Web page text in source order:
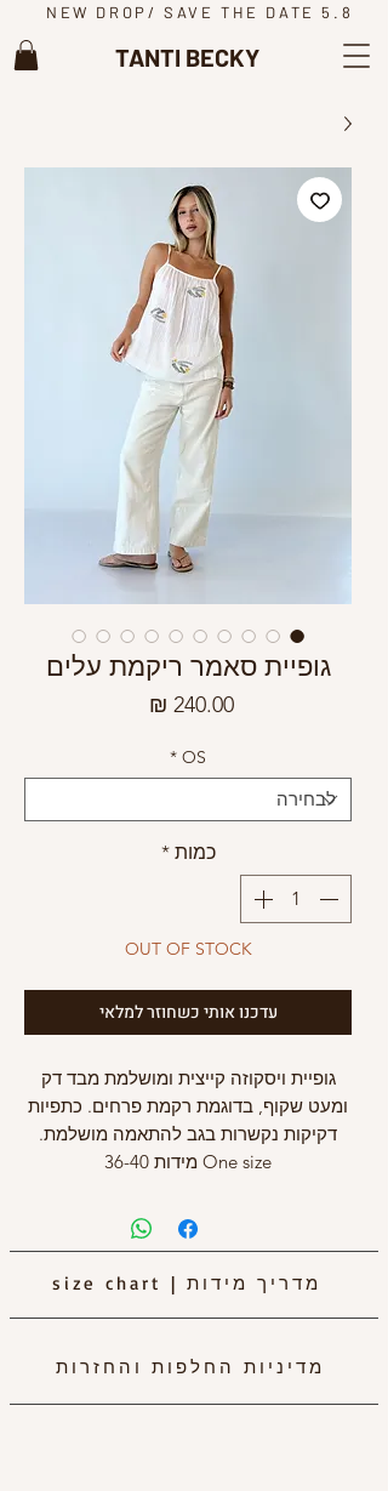
NEW DROP/ SAVE THE DATE 5.8
TANTI BECKY
גופיית סאמר ריקמת עלים
‏240.00 ‏₪
OS
*
כמות *
OUT OF STOCK
עדכנו אותי כשחוזר למלאי
גופיית ויסקוזה קייצית ומושלמת מבד דק
ומעט שקוף, בדוגמת רקמת פרחים. כתפיות
דקיקות נקשרות בגב להתאמה מושלמת.
One size מידות 36-40
size chart | מדריך מידות
מדיניות החלפות והחזרות